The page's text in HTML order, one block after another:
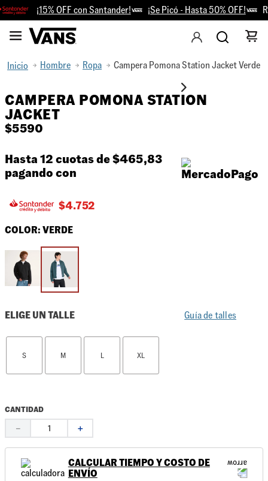
¡15% OFF con Santander! ¡Se Picó - Hasta 50% OFF!
Hombre Ropa Campera Pomona Station Jacket Verde
CAMPERA POMONA STATION
JACKET
$5590
Hasta 12 cuotas de$465,83
pagando con
$4.752
COLOR:VERDE
ELIGE UN TALLE Guía de talles
L
M
S XL
CANTIDAD
＋
－
CALCULAR TIEMPO Y COSTO DE
ENVÍO